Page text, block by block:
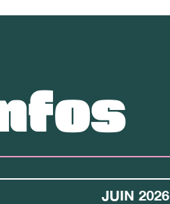
JUIN 2026